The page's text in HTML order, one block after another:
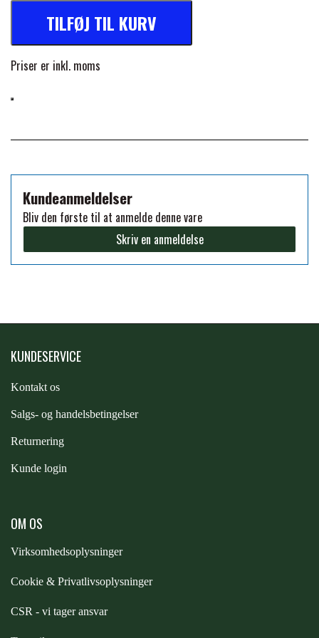
PREMIER EQUINE KØLETERAPI
LIKIT
NAF
PHARMACARE
PREMIER EQUINE
WALDHAUSEN
Spænder i rustfrit stål
PVC-belagt halestrop
TILFØJ TIL KURV
Priser er inkl. moms
Kundeanmeldelser
Bliv den første til at anmelde denne vare
Skriv en anmeldelse
KUNDESERVICE
Kontakt os
Salgs- og handelsbetingelser
Returnering
Kunde login
OM OS
Virksomhedsoplysninger
Cookie & Privatlivsoplysninger
CSR - vi tager ansvar